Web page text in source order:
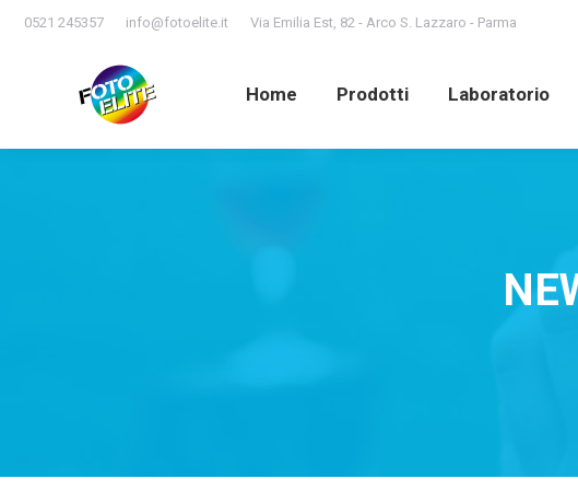
0521 245357 info@fotoelite.it Via Emilia Est, 82 - Arco S. Lazzaro - Parma
Home Prodotti Laboratorio